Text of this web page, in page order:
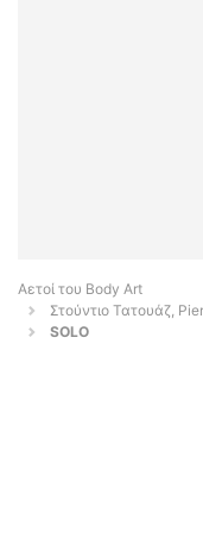
Αετοί του Body Art
Στούντιο Τατουάζ,
SOLO